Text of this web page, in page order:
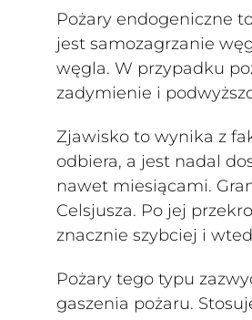
Pożary endogeniczne
jest samozagrzanie
węgla. W przypadku
zadymienie i
Zjawisko to wynika z
odbiera, a jest nadal
nawet miesiącami.
Celsjusza. Po jej
znacznie szybciej i
Pożary tego typu
gaszenia pożaru.